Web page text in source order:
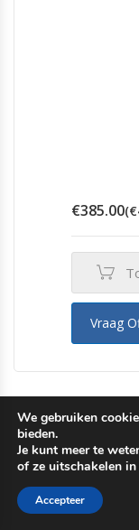
€385.00(€
Vraag
mm
We gebruiken
bieden.
Je kunt meer te
of ze uitschakelen in
Accepteer